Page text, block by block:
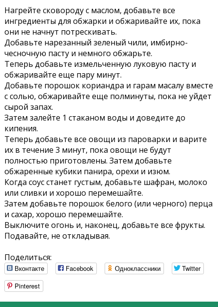
Нагрейте сковороду с маслом, добавьте все
ингредиенты для обжарки и обжаривайте их, пока
они не начнут потрескивать.
Добавьте нарезанный зеленый чили, имбирно-
чесночную пасту и немного обжарьте.
Теперь добавьте измельченную луковую пасту и
обжаривайте еще пару минут.
Добавьте порошок кориандра и гарам масалу вместе
с солью, обжаривайте еще полминуты, пока не уйдет
сырой запах.
Затем залейте 1 стаканом воды и доведите до
кипения.
Теперь добавьте все овощи из пароварки и варите
их в течение 3 минут, пока овощи не будут
полностью приготовлены. Затем добавьте
обжаренные кубики панира, орехи и изюм.
Когда соус станет густым, добавьте шафран, молоко
или сливки и хорошо перемешайте.
Затем добавьте порошок белого (или черного) перца
и сахар, хорошо перемешайте.
Выключите огонь и, наконец, добавьте все фрукты.
Подавайте, не откладывая.
Поделиться:
Вконтакте Facebook Одноклассники
Twitter
Pinterest